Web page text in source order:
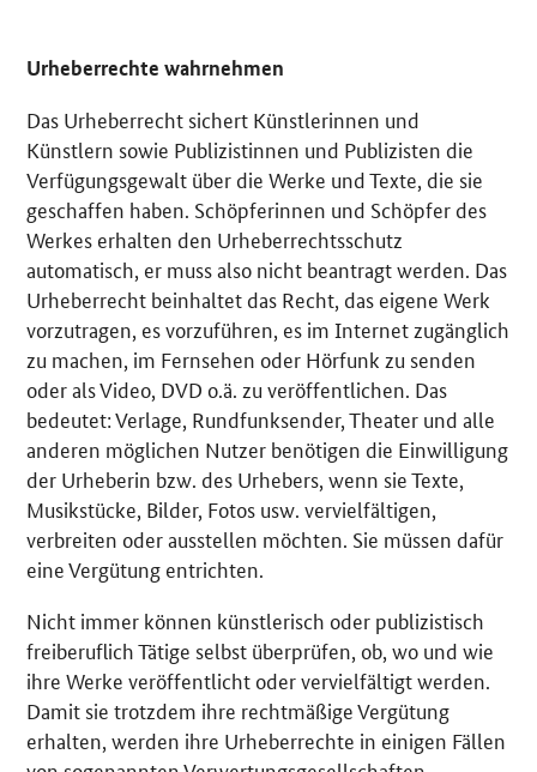
Urheberrechte wahrnehmen
Das Urheberrecht sichert Künstlerinnen und
Künstlern sowie Publizistinnen und Publizisten die
Verfügungsgewalt über die Werke und Texte, die sie
geschaffen haben. Schöpferinnen und Schöpfer des
Werkes erhalten den Urheberrechtsschutz
automatisch, er muss also nicht beantragt werden. Das
Urheberrecht beinhaltet das Recht, das eigene Werk
vorzutragen, es vorzuführen, es im Internet zugänglich
zu machen, im Fernsehen oder Hörfunk zu senden
oder als Video, DVD o.ä. zu veröffentlichen. Das
bedeutet: Verlage, Rundfunksender, Theater und alle
anderen möglichen Nutzer benötigen die Einwilligung
der Urheberin bzw. des Urhebers, wenn sie Texte,
Musikstücke, Bilder, Fotos usw. vervielfältigen,
verbreiten oder ausstellen möchten. Sie müssen dafür
eine Vergütung entrichten.
Nicht immer können künstlerisch oder publizistisch
freiberuflich Tätige selbst überprüfen, ob, wo und wie
ihre Werke veröffentlicht oder vervielfältigt werden.
Damit sie trotzdem ihre rechtmäßige Vergütung
erhalten, werden ihre Urheberrechte in einigen Fällen